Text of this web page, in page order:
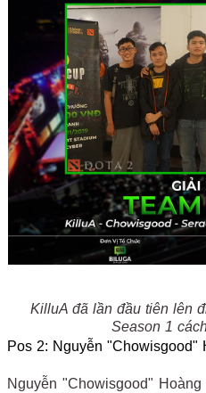
KilluA đã lần đầu tiên lên
Season 1
Pos 2: Nguyễn "Chowisgood"
Nguyễn "Chowisgood"